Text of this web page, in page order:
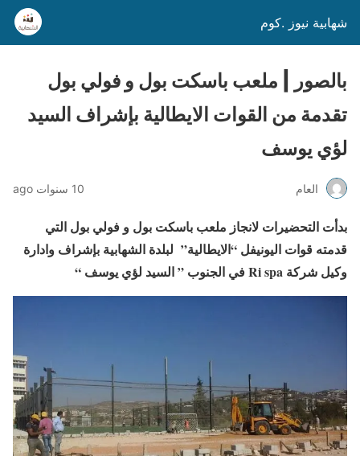
شهابية نيوز .كوم
بالصور | ملعب باسكت بول و فولي بول
تقدمة من القوات الايطالية بإشراف السيد
لؤي يوسف
العام 10 سنوات ago
بدأت التحضيرات لانجاز ملعب باسكت بول و فولي بول التي
قدمته قوات اليونيفل “الايطالية” لبلدة الشهابية بإشراف وادارة
وكيل شركة Ri spa في الجنوب ” السيد لؤي يوسف “